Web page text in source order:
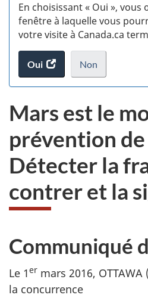
En choisissant « Oui »,
fenêtre à laquelle vous
votre visite à Canada.ca
Oui
accéder
au
Non
je
veux
pas
participer
au
sondage
du
site
web,
.
Mars est le
prévention
Détecter la
contrer et la
Communiqué
Le 1er mars 2016,
la concurrence